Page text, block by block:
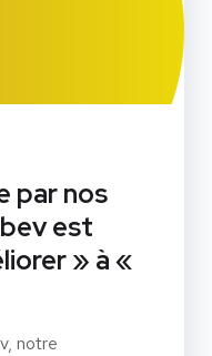
par nos
est
» à «
notre